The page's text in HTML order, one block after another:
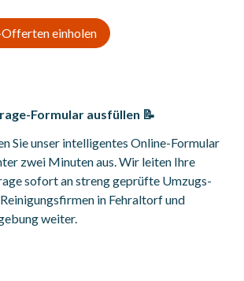
einholen
Formular ausfüllen 📝
Sie unser intelligentes Online-Formular
zwei Minuten aus. Wir leiten Ihre
sofort an streng geprüfte Umzugs-
in Fehraltorf und
weiter.